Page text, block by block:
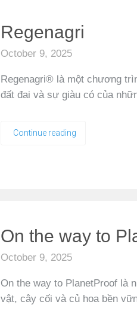
Regenagri
October 9, 2025
Regenagri® là một chương
đất đai và sự giàu có của
Continue reading
On the way to
October 9, 2025
On the way to PlanetProof là
vật, cây cối và củ hoa bền